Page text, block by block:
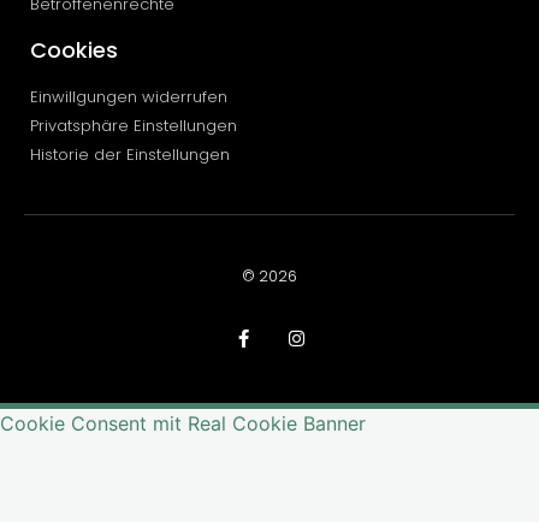
Cookies
Einwillgungen widerrufen
Privatsphäre Einstellungen
Historie der Einstellungen
© 2026
Cookie Consent mit Real Cookie Banner